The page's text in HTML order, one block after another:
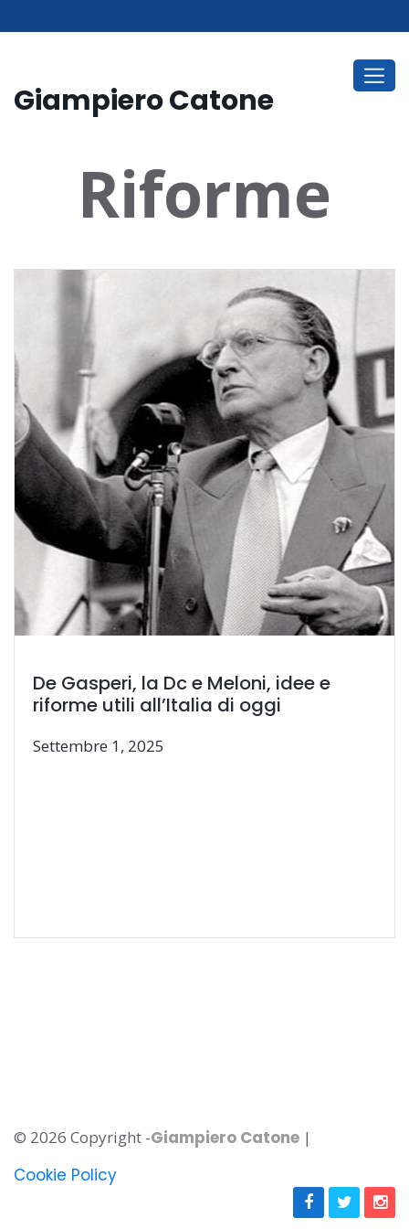
Giampiero Catone
Riforme
De Gasperi, la Dc e Meloni, idee e
riforme utili all’Italia di oggi
Settembre 1, 2025
© 2026 Copyright -Giampiero Catone |
Cookie Policy